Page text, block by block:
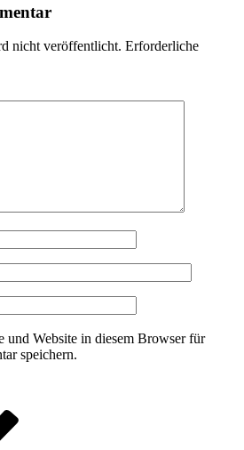
nicht veröffentlicht. Erforderliche
und Website in diesem Browser für
speichern.